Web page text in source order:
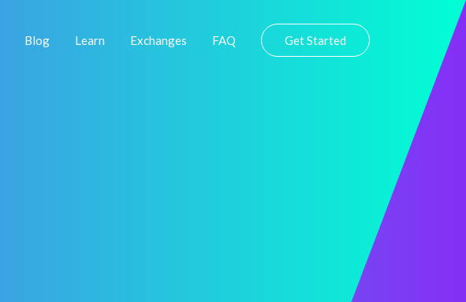
Blog Learn Exchanges FAQ Get Started